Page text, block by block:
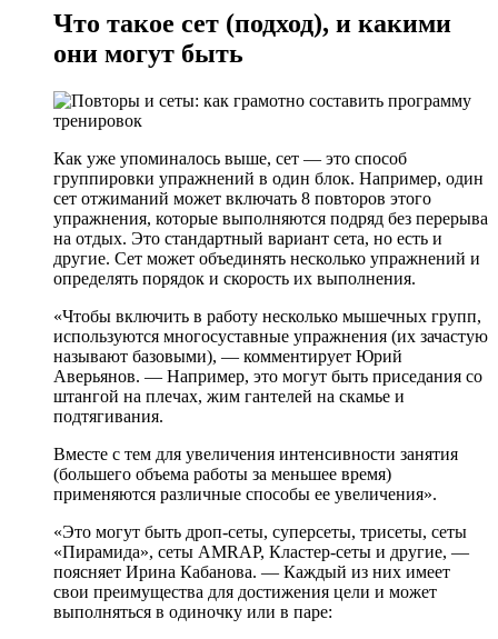
Что такое сет (подход), и какими
они могут быть
Как уже упоминалось выше, сет — это способ
группировки упражнений в один блок. Например, один
сет отжиманий может включать 8 повторов этого
упражнения, которые выполняются подряд без перерыва
на отдых. Это стандартный вариант сета, но есть и
другие. Сет может объединять несколько упражнений и
определять порядок и скорость их выполнения.
«Чтобы включить в работу несколько мышечных групп,
используются многосуставные упражнения (их зачастую
называют базовыми), — комментирует Юрий
Аверьянов. — Например, это могут быть приседания со
штангой на плечах, жим гантелей на скамье и
подтягивания.
Вместе с тем для увеличения интенсивности занятия
(большего объема работы за меньшее время)
применяются различные способы ее увеличения».
«Это могут быть дроп-сеты, суперсеты, трисеты, сеты
«Пирамида», сеты AMRAP, Кластер-сеты и другие, —
поясняет Ирина Кабанова. — Каждый из них имеет
свои преимущества для достижения цели и может
выполняться в одиночку или в паре: